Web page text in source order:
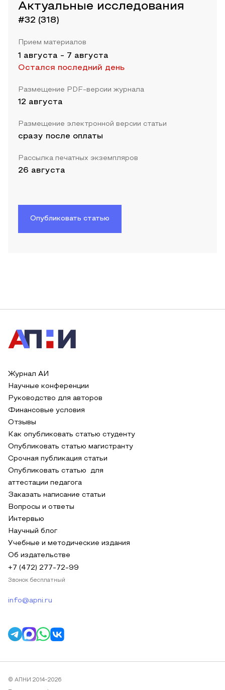
Актуальные исследования
#32 (318)
Прием материалов
1 августа - 7 августа
Остался последний день
Размещение PDF-версии журнала
12 августа
Размещение электронной версии статьи
сразу после оплаты
Рассылка печатных экземпляров
26 августа
Опубликовать статью
Журнал АИ
Научные конференции
Руководство для авторов
Финансовые условия
Отзывы
Как опубликовать статью студенту
Опубликовать статью магистранту
Срочная публикация статьи
Опубликовать статью для
аттестации педагога
Заказать написание статьи
Вопросы и ответы
Интервью
Научный блог
Учебные и методические издания
Об издательстве
+7 (472) 277-72-99
Звонок бесплатный
info@apni.ru
© АПНИ 2014-2026